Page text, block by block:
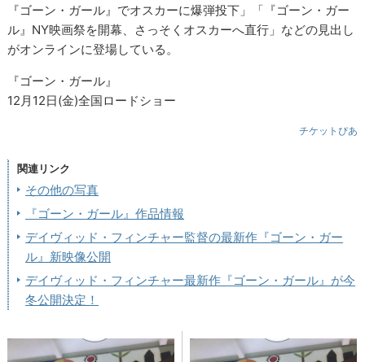
『ゴーン・ガール』でオスカーに爆弾投下」「『ゴーン・ガー
ル』NY映画祭を開幕、さっそくオスカーへ直行」などの見出し
がオンラインに登場している。
『ゴーン・ガール』
12月12日(金)全国ロードショー
チケットぴあ
関連リンク
その他の写真
『ゴーン・ガール』作品情報
デイヴィッド・フィンチャー監督の最新作『ゴーン・ガー
ル』新映像公開
デイヴィッド・フィンチャー最新作『ゴーン・ガール』が今
冬公開決定！